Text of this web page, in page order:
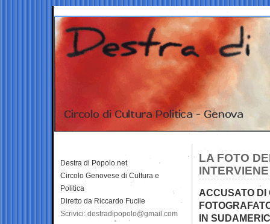
LA FOTO
ACCUSATO DI
IN
Destra di Popolo.net
Circolo Genovese di Cultura e
Politica
Diretto da Riccardo Fucile
Scrivici: destradipopolo@gmail.com